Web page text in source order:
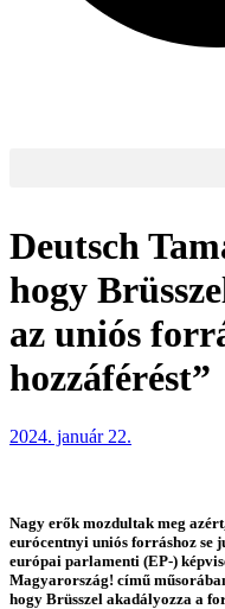
Deutsch
hogy
az uniós
hozzáférést”
2024. január 22.
Nagy erők mozdultak meg
eurócentnyi uniós forráshoz se
európai parlamenti (EP-)
Magyarország! című
hogy Brüsszel akadályozza a